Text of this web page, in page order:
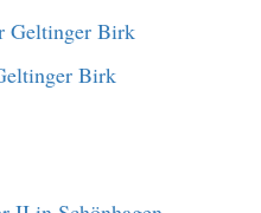
Birk